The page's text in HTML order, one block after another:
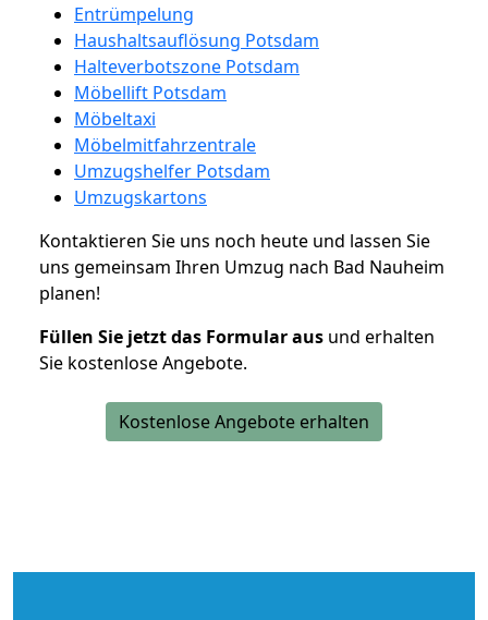
Entrümpelung
Haushaltsauflösung Potsdam
Halteverbotszone Potsdam
Möbellift Potsdam
Möbeltaxi
Möbelmitfahrzentrale
Umzugshelfer Potsdam
Umzugskartons
Kontaktieren Sie uns noch heute und lassen Sie
uns gemeinsam Ihren Umzug nach Bad Nauheim
planen!
Füllen Sie jetzt das Formular aus und erhalten
Sie kostenlose Angebote.
Kostenlose Angebote erhalten